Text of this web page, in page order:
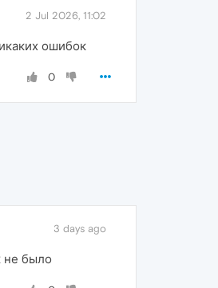
2 Jul 2026, 11:02
ошибок
0
3 days ago
не было